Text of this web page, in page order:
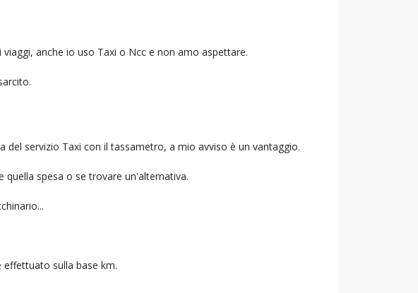
anche io uso Taxi o Ncc e non amo aspettare.
servizio Taxi con il tassametro, a mio avviso è un vantaggio.
spesa o se trovare un'alternativa.
sulla base km.